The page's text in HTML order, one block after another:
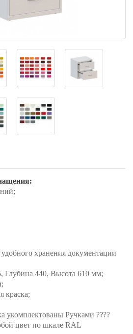
хранения документации
Глубина 440, Высота 610 мм;
краска;
укомплектованы Ручками ????
цвет по шкале RAL